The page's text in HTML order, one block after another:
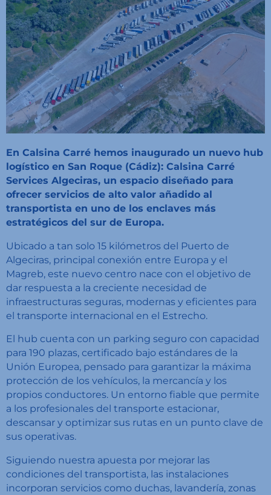
En Calsina Carré hemos inaugurado un nuevo hub
logístico en San Roque (Cádiz): Calsina Carré
Services Algeciras, un espacio diseñado para
ofrecer servicios de alto valor añadido al
transportista en uno de los enclaves más
estratégicos del sur de Europa.
Ubicado a tan solo 15 kilómetros del Puerto de
Algeciras, principal conexión entre Europa y el
Magreb, este nuevo centro nace con el objetivo de
dar respuesta a la creciente necesidad de
infraestructuras seguras, modernas y eficientes para
el transporte internacional en el Estrecho.
El hub cuenta con un parking seguro con capacidad
para 190 plazas, certificado bajo estándares de la
Unión Europea, pensado para garantizar la máxima
protección de los vehículos, la mercancía y los
propios conductores. Un entorno fiable que permite
a los profesionales del transporte estacionar,
descansar y optimizar sus rutas en un punto clave de
sus operativas.
Siguiendo nuestra apuesta por mejorar las
condiciones del transportista, las instalaciones
incorporan servicios como duchas, lavandería, zonas